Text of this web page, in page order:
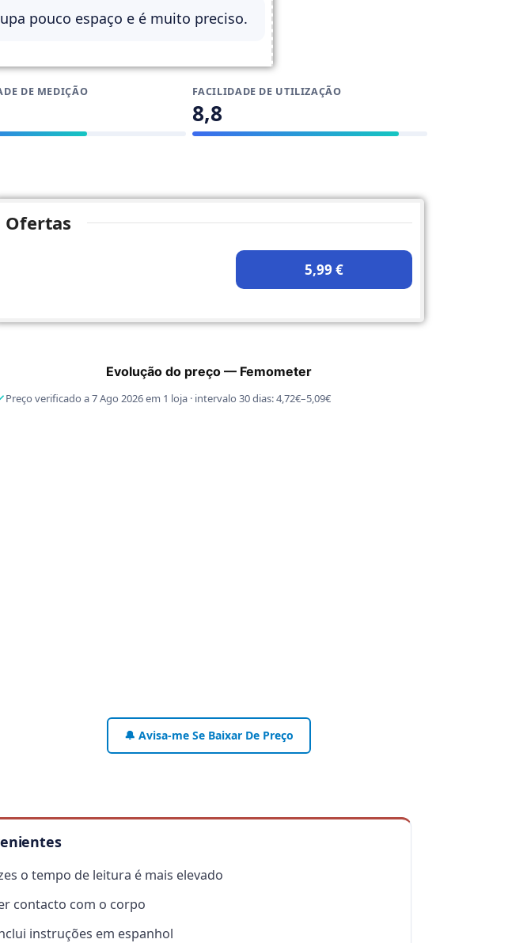
pouco espaço e é muito preciso.
DE MEDIÇÃO FACILIDADE DE UTILIZAÇÃO
8,8
Ofertas
5,99 €
Evolução do preço — Femometer
Preço verificado a 7 Ago 2026 em 1 loja · intervalo 30 dias: 4,72€–5,09€
🔔 Avisa-me Se Baixar De Preço
o tempo de leitura é mais elevado
contacto com o corpo
instruções em espanhol